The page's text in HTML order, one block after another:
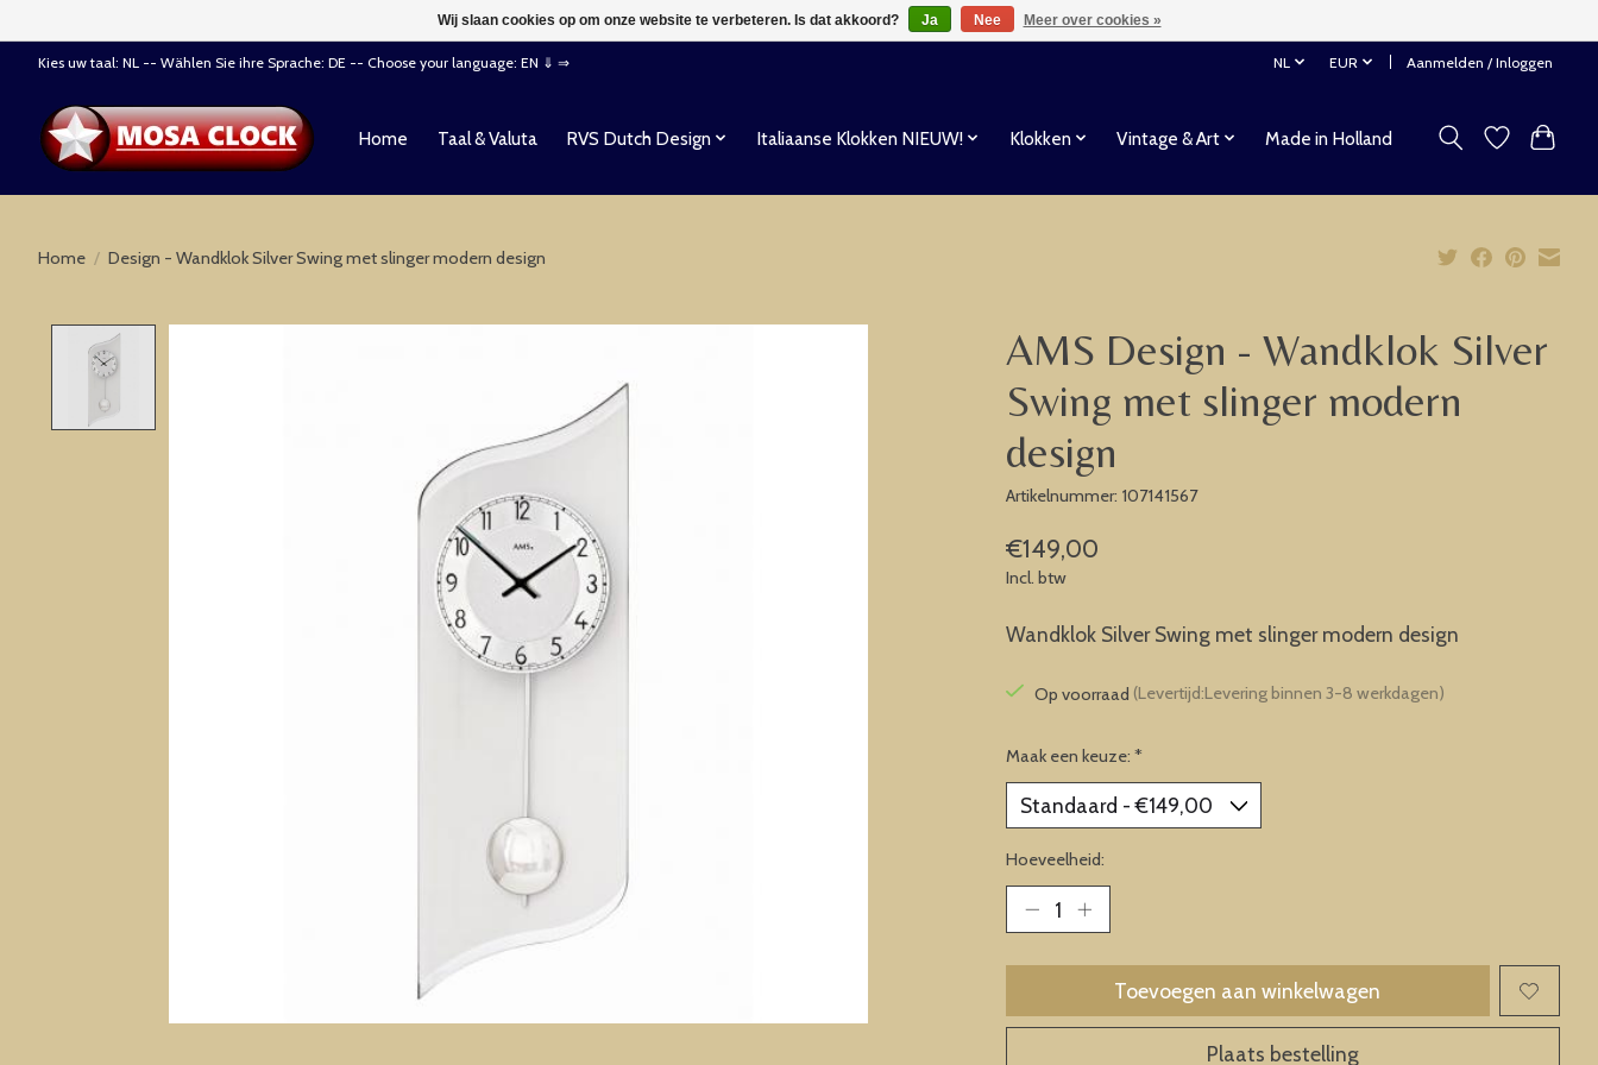
Kies uw taal: NL -- Wählen Sie ihre Sprache: DE -- Choose your language: EN ⇓ ⇒ NL EUR Aanmelden / Inloggen
Home Taal & Valuta RVS Dutch Design Italiaanse Klokken NIEUW! Klokken Vintage & Art Made in Holland
Home / Design - Wandklok Silver Swing met slinger modern design
AMS Design - Wandklok Silver
Swing met slinger modern
design
Artikelnummer: 107141567
€149,00
Incl. btw
Wandklok Silver Swing met slinger modern design
Op voorraad (Levertijd:Levering binnen 3-8 werkdagen)
Maak een keuze: *
Hoeveelheid:
Toevoegen aan winkelwagen
Plaats bestelling
Wij slaan cookies op om onze website te verbeteren. Is dat akkoord? Ja Nee Meer over cookies »